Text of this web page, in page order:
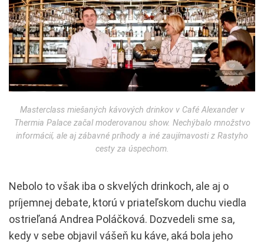
Masterclass miešaných kávových drinkov v Café Alexander v
Thermia Palace začal moderovanou show. Nechýbalo množstvo
informácií, ale aj zábavné príhody a iné zaujímavosti z Rastyho
cesty za úspechom.
Nebolo to však iba o skvelých drinkoch, ale aj o
príjemnej debate, ktorú v priateľskom duchu viedla
ostrieľaná Andrea Poláčková. Dozvedeli sme sa,
kedy v sebe objavil vášeň ku káve, aká bola jeho